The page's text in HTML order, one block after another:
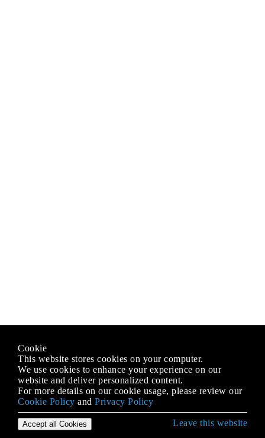
Cookie
This website stores cookies on your computer.
We use cookies to enhance your experience on our
website and deliver personalized content.
For more details on our cookie usage, please review our
Cookie Policy and Privacy Policy
Accept all Cookies Leave this website